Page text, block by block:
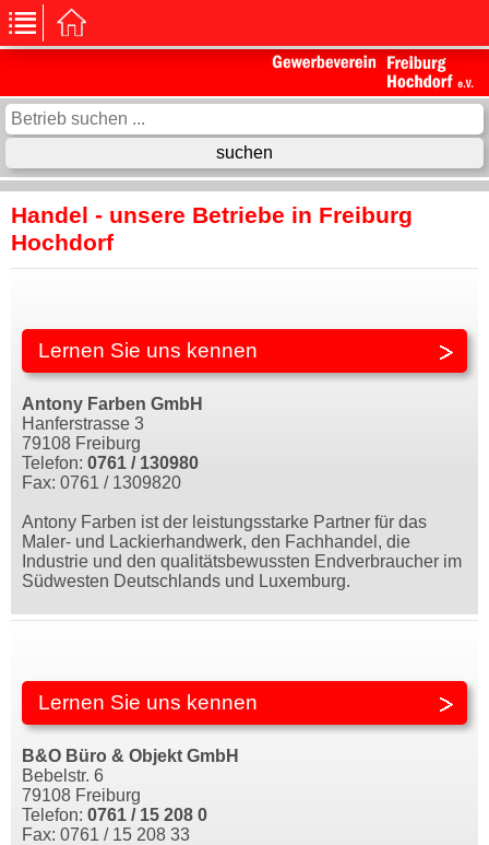
Handel - unsere Betriebe in Freiburg
Hochdorf
Lernen Sie uns kennen
Antony Farben GmbH
Hanferstrasse 3
79108 Freiburg
Telefon: 0761 / 130980
Fax: 0761 / 1309820
Antony Farben ist der leistungsstarke Partner für das
Maler- und Lackierhandwerk, den Fachhandel, die
Industrie und den qualitätsbewussten Endverbraucher im
Südwesten Deutschlands und Luxemburg.
Lernen Sie uns kennen
B&O Büro & Objekt GmbH
Bebelstr. 6
79108 Freiburg
Telefon: 0761 / 15 208 0
Fax: 0761 / 15 208 33